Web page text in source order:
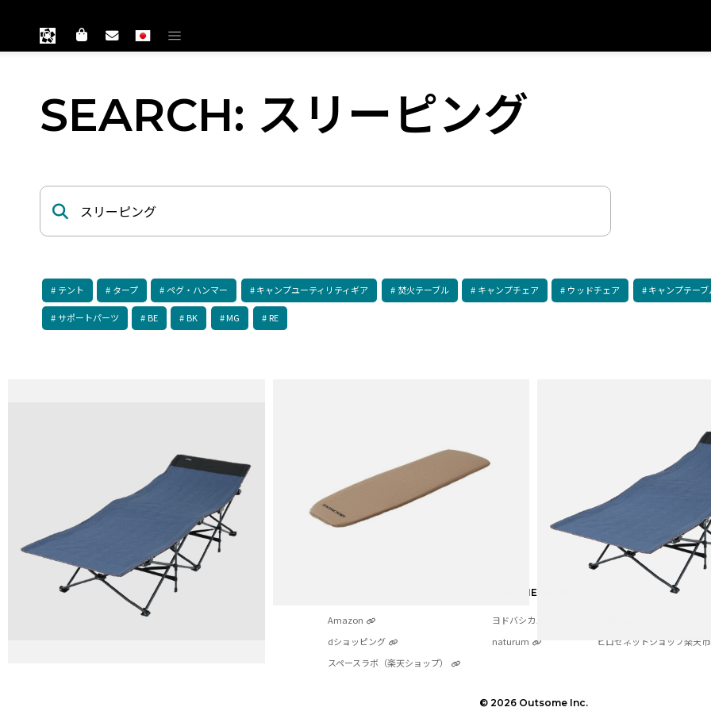
SEARCH: スリーピング
テント タープ ペグ・ハンマー キャンプユーティリティギア 焚火テーブル キャンプチェア ウッドチェア キャンプテーブ
サポートパーツ BE BK MG RE
ONLINE SHOP
Amazon ヨドバシカメラ
dショッピング
naturum
ヒロセネットショップ楽天
スペースラボ（楽天ショップ）
© 2026 Outsome Inc.